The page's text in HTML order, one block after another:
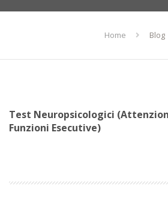
Home Blog
Test Neuropsicologici
Funzioni Esecutive)